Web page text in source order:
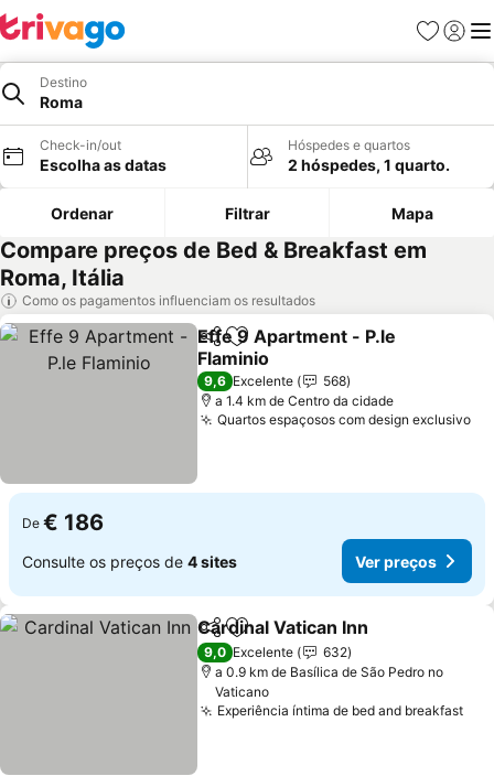
Favoritos
Iniciar
Destino
Roma
Check-in/out
Escolha as datas
Hóspedes e quartos
2 hóspedes, 1 quarto.
Ordenar Filtrar Mapa
Compare preços de Bed & Breakfast em
Roma, Itália
Como os pagamentos influenciam os resultados
PartilharAdicionar aos favoritos
Effe 9 Apartment - P.le
Flaminio
9,6 Excelente
568
a 1.4 km de Centro da cidade
Quartos espaçosos com design exclusivo
De € 186
Consulte os preços de 4 sites Ver preços
PartilharAdicionar aos favoritos
Cardinal Vatican Inn
9,0 Excelente
632
a 0.9 km de Basílica de São Pedro no
Vaticano
Experiência íntima de bed and breakfast